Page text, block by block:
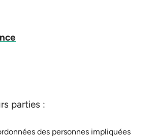
parties :
des personnes impliquées